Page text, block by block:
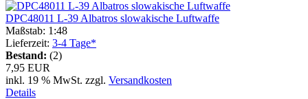
DPC48011 L-39 Albatros slowakische Luftwaffe
Maßstab: 1:48
Lieferzeit: 3-4 Tage*
Bestand: (2)
7,95 EUR
inkl. 19 % MwSt. zzgl. Versandkosten
Details